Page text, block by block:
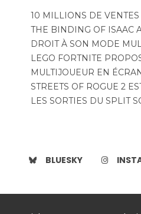
10 MILLIONS DE
THE BINDING OF ISAAC
DROIT À SON MODE
LEGO FORTNITE
MULTIJOUEUR EN
STREETS OF ROGUE 2
LES SORTIES DU SPLIT
BLUESKY